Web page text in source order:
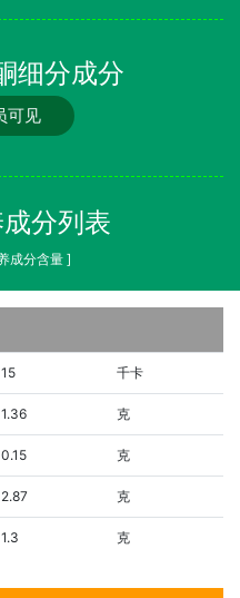
细分成分
可见
分列表
成分含量 ]
15 千卡
1.36 克
0.15 克
2.87 克
1.3 克